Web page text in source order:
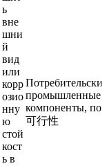
ь
вне
шни
й
вид
или
корр
озио
нну
ю
стой
кост
ь в
промышленные
компоненты,
可行性